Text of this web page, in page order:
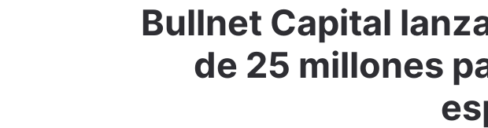
Bullnet Capital
de 25 millones